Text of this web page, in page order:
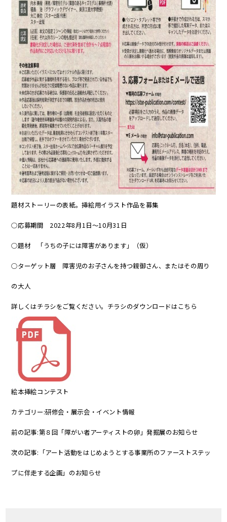
題材ストーリーの表紙。挿絵用イラスト作品を募集
○応募期間 2022年8月1日～10月31日
○題材 「うちの子には障害があります」（仮）
○ターゲット層 障害児のお子さんを持つ親御さん、またはその周り
の大人
詳しくはチラシをご覧ください。チラシのダウンロードはこちら
絵本挿絵コンテスト
カテゴリー:研修会・展示会・イベント情報
前の記事:第８回「障がい者アーティストの卵」発掘展のお知らせ
次の記事: 「アート活動をはじめようとする事業所のファーストステッ
プに伴走する企画」のお知らせ